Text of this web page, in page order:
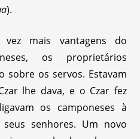
).
mais vantagens do
os proprietários
sobre os servos. Estavam
lhe dava, e o Czar fez
os camponeses à
senhores. Um novo